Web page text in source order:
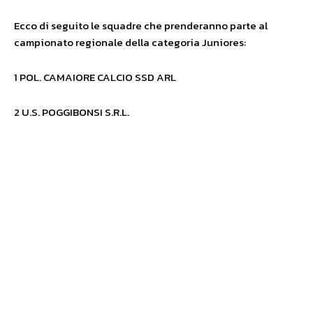
Ecco di seguito le squadre che prenderanno parte al
campionato regionale della categoria Juniores:
1 POL. CAMAIORE CALCIO SSD ARL
2 U.S. POGGIBONSI S.R.L.